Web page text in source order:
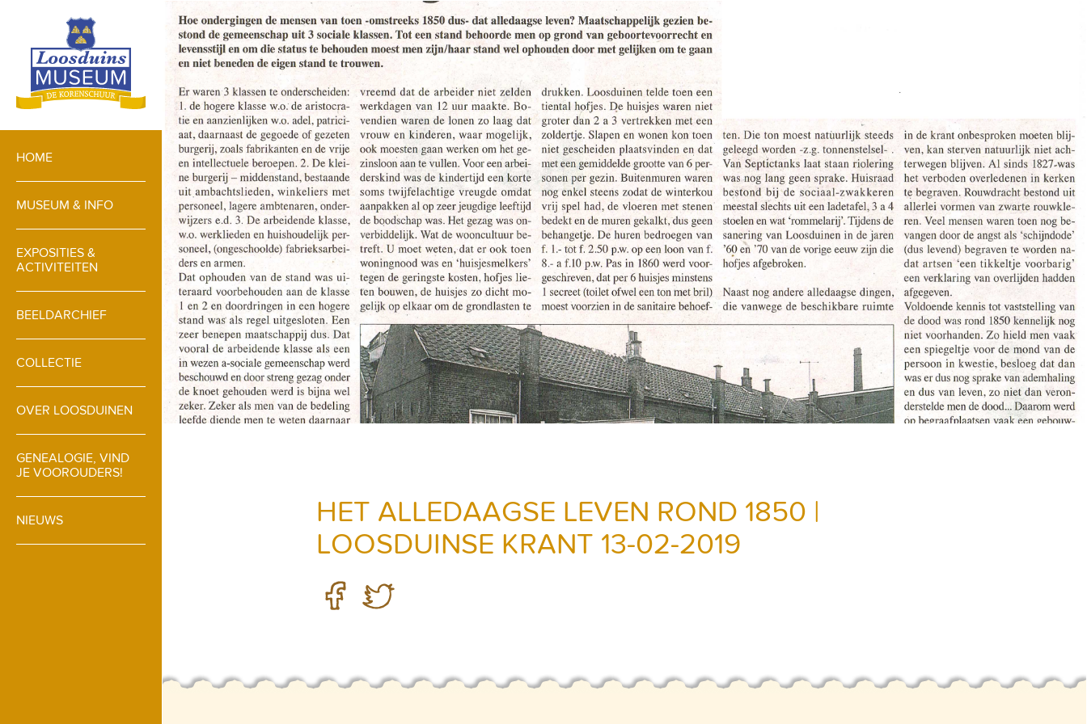
HOME
MUSEUM & INFO
EXPOSITIES &
ACTIVITEITEN
BEELDARCHIEF
COLLECTIE
OVER LOOSDUINEN
GENEALOGIE, VIND
JE VOOROUDERS!
NIEUWS
HET ALLEDAAGSE LEVEN ROND 1850 |
LOOSDUINSE KRANT 13-02-2019